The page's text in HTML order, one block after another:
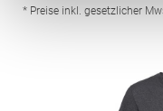
imported for Europe by
* Preise inkl. gesetzlicher